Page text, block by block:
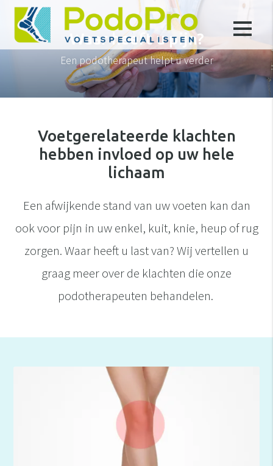
Waar heeft u pijn?
Een podotherapeut helpt u verder
Voetgerelateerde klachten
hebben invloed op uw hele
lichaam
Een afwijkende stand van uw voeten kan dan
ook voor pijn in uw enkel, kuit, knie, heup of rug
zorgen. Waar heeft u last van? Wij vertellen u
graag meer over de klachten die onze
podotherapeuten behandelen.